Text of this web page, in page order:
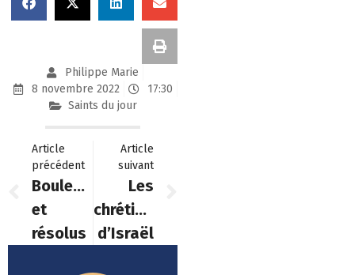
Philippe Marie
8 novembre 2022
17:30
Saints du jour
Article
précédent
Bouleversés
et
résolus
Article
suivant
Les
chrétiens
d’Israël